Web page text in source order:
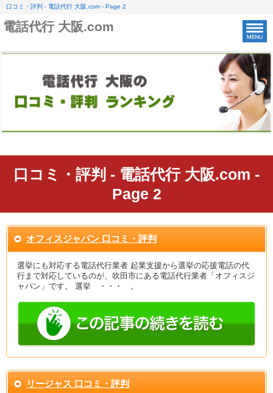
口コミ・評判 - 電話代行 大阪.com - Page 2
電話代行 大阪.com
口コミ・評判 - 電話代行 大阪.com -
Page 2
オフィスジャパン 口コミ・評判
選挙にも対応する電話代行業者 起業支援から選挙の応援電話の代
行まで対応しているのが、吹田市にある電話代行業者「オフィスジ
ャパン」です。 選挙 ・・・ 。
リージャス 口コミ・評判